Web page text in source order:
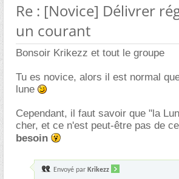
Re : [Novice] Délivrer
un courant
Bonsoir Krikezz et tout le groupe
Tu es novice, alors il est normal
lune
Cependant, il faut savoir que "la
cher, et ce n'est peut-être pas de
besoin
Envoyé par Krikezz